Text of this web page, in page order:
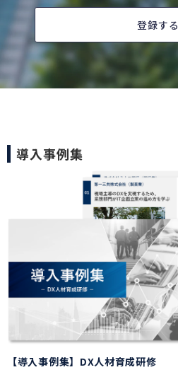
登録する
導入事例集
【導入事例集】DX人材育成研修